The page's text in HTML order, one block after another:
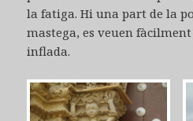
la fatiga. Hi una part de la
mastega, es veuen
inflada.